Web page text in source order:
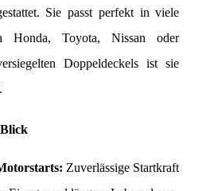
Sie passt perfekt in viele
Honda, Toyota, Nissan oder
Doppeldeckels ist sie
Zuverlässige Startkraft